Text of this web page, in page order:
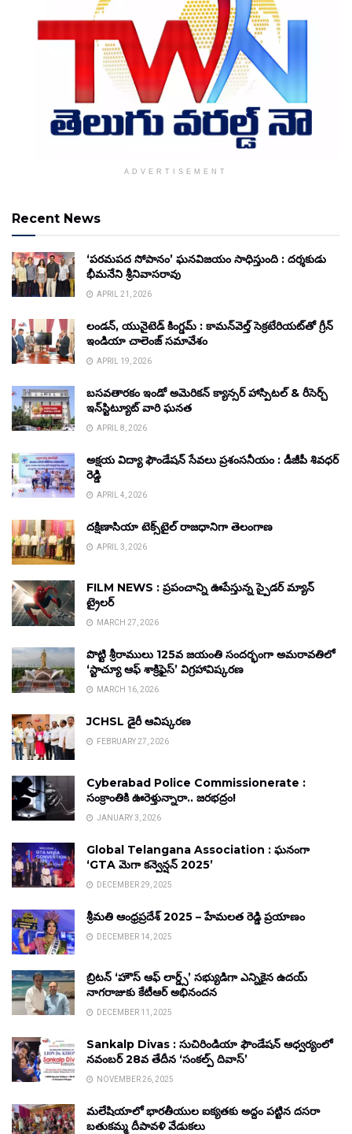
ADVERTISEMENT
Recent News
‘పరమపద సోపానం’ ఘనవిజయం సాధిస్తుంది : దర్శకుడు
భీమనేని శ్రీనివాసరావు
APRIL 21, 2026
లండన్, యునైటెడ్ కింగ్డమ్ : కామన్‌వెల్త్ సెక్రటేరియట్‌తో గ్రీన్
ఇండియా చాలెంజ్ సమావేశం
APRIL 19, 2026
బసవతారకం ఇండో అమెరికన్ క్యాన్సర్ హాస్పిటల్ & రీసెర్చ్
ఇన్‌స్టిట్యూట్ వారి ఘనత
APRIL 8, 2026
అక్షయ విద్యా ఫౌండేషన్ సేవలు ప్రశంసనీయం : డీజీపీ శివధర్
రెడ్డి
APRIL 4, 2026
దక్షిణాసియా టెక్స్‌టైల్ రాజధానిగా తెలంగాణ
APRIL 3, 2026
FILM NEWS : ప్రపంచాన్ని ఊపేస్తున్న స్పైడర్ మ్యాన్
ట్రైలర్
MARCH 27, 2026
పొట్టి శ్రీరాములు 125వ జయంతి సందర్భంగా అమరావతిలో
‘స్టాచ్యూ ఆఫ్ శాక్రిఫైస్’ విగ్రహావిష్కరణ
MARCH 16, 2026
JCHSL డైరీ ఆవిష్కరణ
FEBRUARY 27, 2026
Cyberabad Police Commissionerate :
సంక్రాంతికి ఊరెళ్తున్నారా.. జరభద్రం!
JANUARY 3, 2026
Global Telangana Association : ఘనంగా
‘GTA మెగా కన్వెన్షన్ 2025’
DECEMBER 29, 2025
శ్రీమతి ఆంధ్రప్రదేశ్ 2025 – హేమలత రెడ్డి ప్రయాణం
DECEMBER 14, 2025
బ్రిటన్ ‘హౌస్ ఆఫ్ లార్డ్స్’ సభ్యుడిగా ఎన్నికైన ఉదయ్
నాగరాజుకు కేటీఆర్ అభినందన
DECEMBER 11, 2025
Sankalp Divas : సుచిరిండియా ఫౌండేషన్ ఆధ్వర్యంలో
నవంబర్ 28వ తేదీన ‘సంకల్ప్ దివాస్’
NOVEMBER 26, 2025
మలేషియాలో భారతీయుల ఐక్యతకు అద్దం పట్టిన దసరా
బతుకమ్మ దీపావళి వేడుకలు